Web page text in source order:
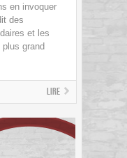
en invoquer
des
et les
grand
Lire